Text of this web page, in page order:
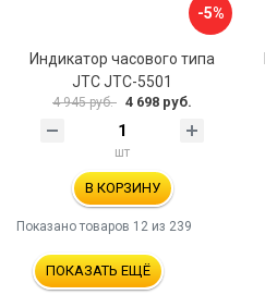
-5%
Индикатор часового типа
JTC JTC-5501
4 945 руб. 4 698 руб.
шт
В КОРЗИНУ
Показано товаров 12 из 239
ПОКАЗАТЬ ЕЩЁ